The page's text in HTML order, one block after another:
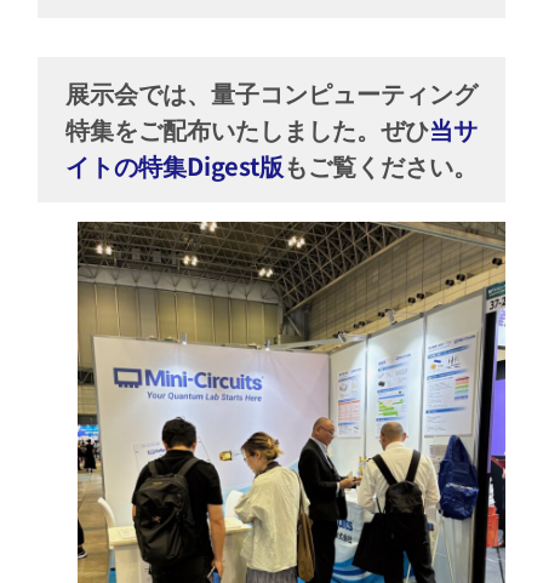
展示会では、量子コンピューティング
特集をご配布いたしました。ぜひ当サ
イトの特集Digest版もご覧ください。